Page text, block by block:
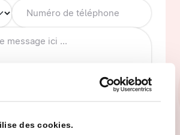
des cookies.